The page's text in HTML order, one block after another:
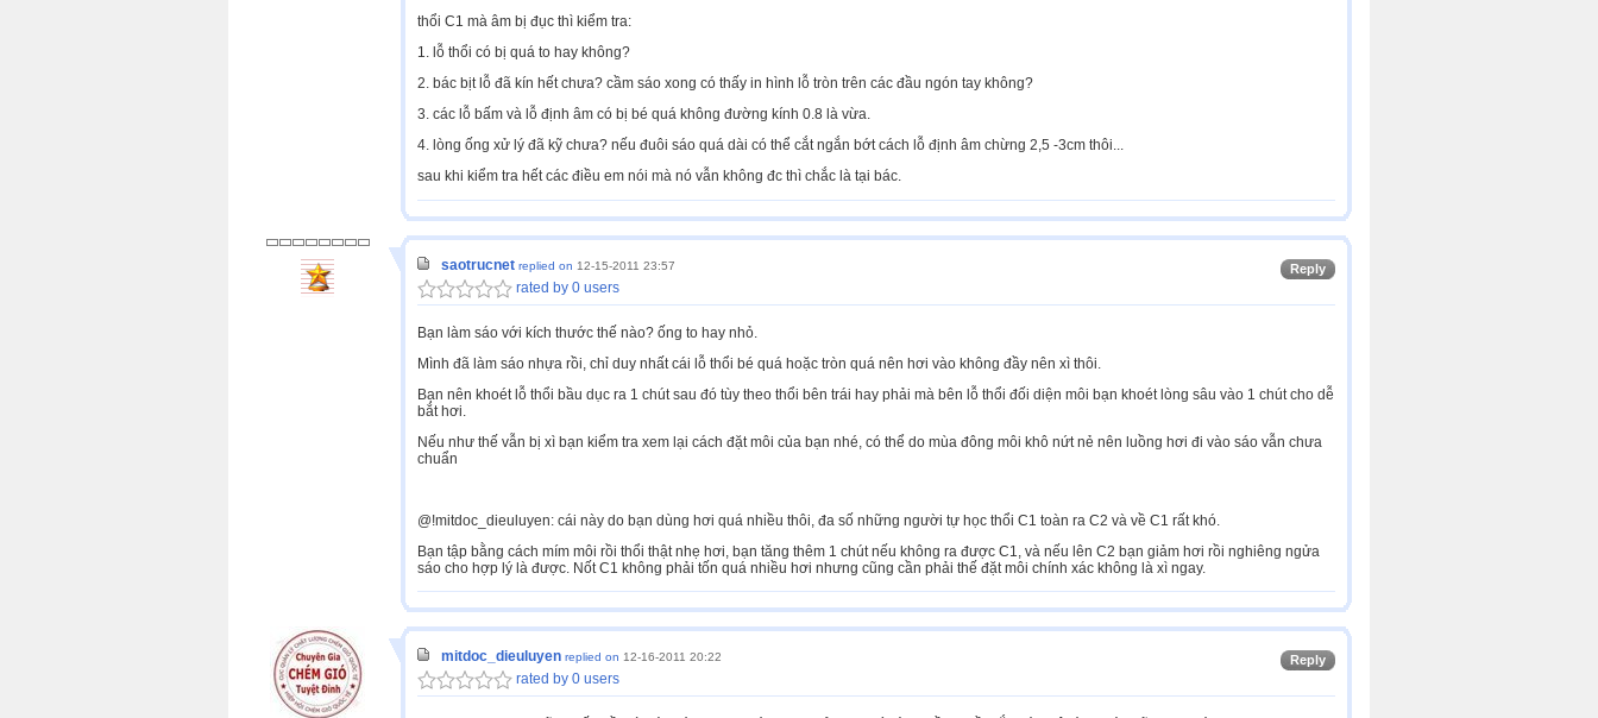
thổi C1 mà âm bị đục thì kiểm tra:
1. lỗ thổi có bị quá to hay không?
2. bác bịt lỗ đã kín hết chưa? cầm sáo xong có thấy in hình lỗ tròn trên các đầu ngón tay không?
3. các lỗ bấm và lỗ định âm có bị bé quá không đường kính 0.8 là vừa.
4. lòng ống xử lý đã kỹ chưa? nếu đuôi sáo quá dài có thể cắt ngắn bớt cách lỗ định âm chừng 2,5 -3cm thôi...
sau khi kiểm tra hết các điều em nói mà nó vẫn không đc thì chắc là tại bác.
Reply
saotrucnet replied on 12-15-2011 23:57
rated by 0 users
Bạn làm sáo với kích thước thế nào? ống to hay nhỏ.
Mình đã làm sáo nhựa rồi, chỉ duy nhất cái lỗ thổi bé quá hoặc tròn quá nên hơi vào không đầy nên xì thôi.
Bạn nên khoét lỗ thổi bầu dục ra 1 chút sau đó tùy theo thổi bên trái hay phải mà bên lỗ thổi đối diện môi bạn khoét lòng sâu vào 1 chút cho dễ
bắt hơi.
Nếu như thế vẫn bị xì bạn kiểm tra xem lại cách đặt môi của bạn nhé, có thể do mùa đông môi khô nứt nẻ nên luồng hơi đi vào sáo vẫn chưa
chuẩn
@!mitdoc_dieuluyen: cái này do bạn dùng hơi quá nhiều thôi, đa số những người tự học thổi C1 toàn ra C2 và về C1 rất khó.
Bạn tập bằng cách mím môi rồi thổi thật nhẹ hơi, bạn tăng thêm 1 chút nếu không ra được C1, và nếu lên C2 bạn giảm hơi rồi nghiêng ngửa
sáo cho hợp lý là được. Nốt C1 không phải tốn quá nhiều hơi nhưng cũng cần phải thế đặt môi chính xác không là xì ngay.
Reply
mitdoc_dieuluyen replied on 12-16-2011 20:22
rated by 0 users